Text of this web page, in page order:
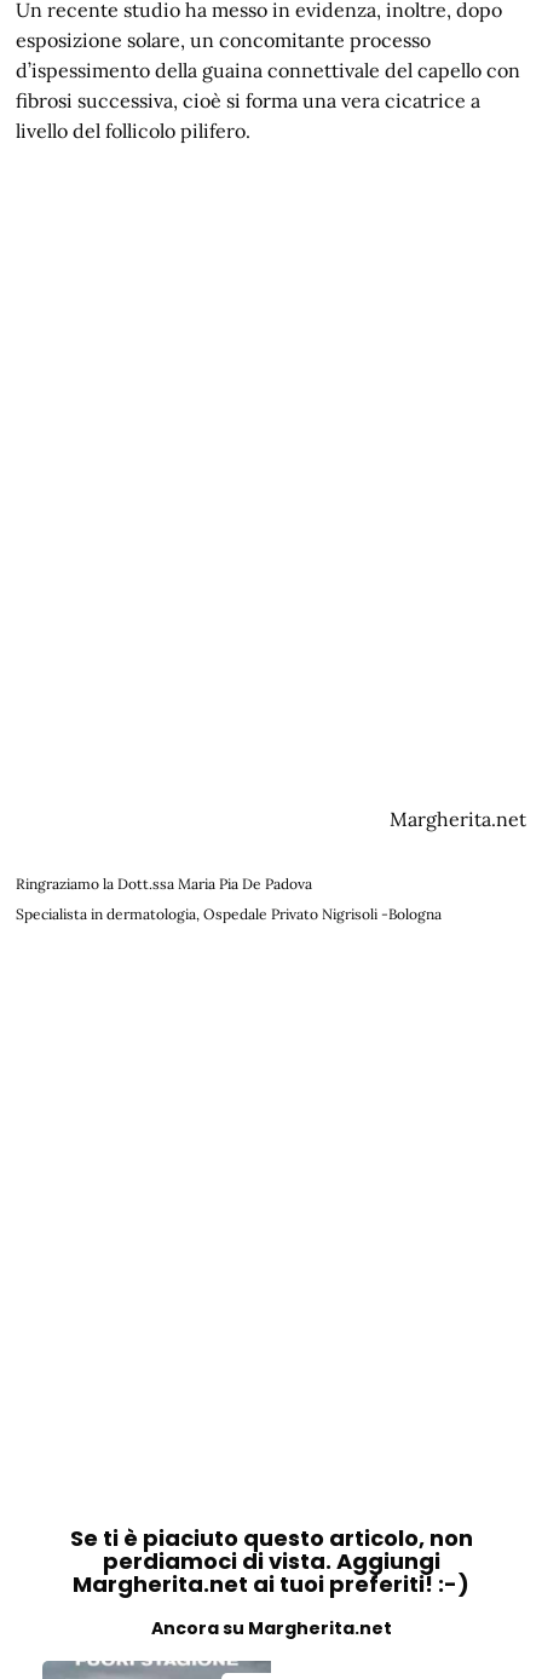
Un recente studio ha messo in evidenza, inoltre, dopo
esposizione solare, un concomitante processo
d’ispessimento della guaina connettivale del capello con
fibrosi successiva, cioè si forma una vera cicatrice a
livello del follicolo pilifero.
Margherita.net
Ringraziamo la Dott.ssa Maria Pia De Padova
Specialista in dermatologia, Ospedale Privato Nigrisoli -Bologna
Se ti è piaciuto questo articolo, non
perdiamoci di vista. Aggiungi
Margherita.net ai tuoi preferiti! :-)
Ancora su Margherita.net